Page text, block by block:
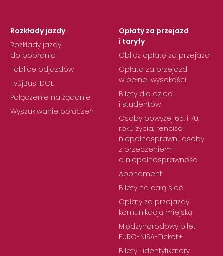
Rozkłady jazdy
Rozkłady jazdy
do pobrania
Tablice odjazdów
TvůjBus IDOL
Połączenie na żądanie
Wyszukiwanie połączeń
Opłaty za przejazd
i taryfy
Oblicz opłatę za przejazd
Opłata za przejazd
w pełnej wysokości
Bilety dla dzieci
i studentów
Osoby powyżej 65. i 70.
roku życia, renciści
niepełnosprawni, osoby
z orzeczeniem
o niepełnosprawności
Abonament
Bilety na całą sieć
Opłaty za przejazdy
komunikacją miejską
Międzynarodowy bilet
EURO-NISA-Ticket+
Bilety i identyfikatory